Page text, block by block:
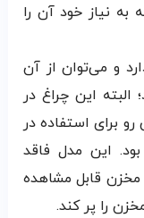
به نیاز خود آن را
و می‌توان از آن
این چراغ در
برای استفاده در
این مدل فاقد
قابل مشاهده
را پر کند.